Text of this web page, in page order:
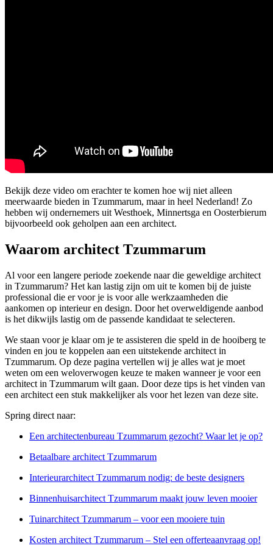
Bekijk deze video om erachter te komen hoe wij niet alleen
meerwaarde bieden in Tzummarum, maar in heel Nederland! Zo
hebben wij ondernemers uit Westhoek, Minnertsga en Oosterbierum
bijvoorbeeld ook geholpen aan een architect.
Waarom architect Tzummarum
Al voor een langere periode zoekende naar die geweldige architect
in Tzummarum? Het kan lastig zijn om uit te komen bij de juiste
professional die er voor je is voor alle werkzaamheden die
aankomen op interieur en design. Door het overweldigende aanbod
is het dikwijls lastig om de passende kandidaat te selecteren.
We staan voor je klaar om je te assisteren die speld in de hooiberg te
vinden en jou te koppelen aan een uitstekende architect in
Tzummarum. Op deze pagina vertellen wij je alles wat je moet
weten om een weloverwogen keuze te maken wanneer je voor een
architect in Tzummarum wilt gaan. Door deze tips is het vinden van
een architect een stuk makkelijker als voor het lezen van deze site.
Spring direct naar:
Een architectenbureau Tzummarum gezocht? Waar let je op?
Betaalbare architect Tzummarum
Interieurarchitect Tzummarum nodig: de beste designers
Binnenhuisarchitect Tzummarum maakt jouw leven mooier
Tuinarchitect Tzummarum – voor een mooiere tuin
Kosten architect Tzummarum – Stel een offerteaanvraag op!